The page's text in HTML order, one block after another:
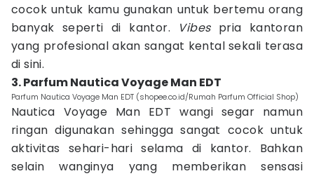
cocok untuk kamu gunakan untuk bertemu orang
banyak seperti di kantor.
Vibespria kantoran
yang profesional akan sangat kental sekali terasa
di sini.
3. Parfum Nautica Voyage Man EDT
Parfum Nautica Voyage Man EDT (shopee.co.id/Rumah Parfum Official Shop)
Nautica Voyage Man EDT wangi segar namun
ringan digunakan sehingga sangat cocok untuk
aktivitas sehari-hari selama di kantor. Bahkan
selain wanginya yang memberikan sensasi